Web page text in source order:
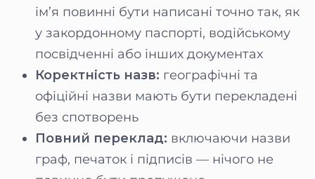
ім’я повинні бути написані точно так, як
у закордонному паспорті, водійському
посвідченні або інших документах
Коректність назв: географічні та
офіційні назви мають бути перекладені
без спотворень
Повний переклад: включаючи назви
граф, печаток і підписів — нічого не